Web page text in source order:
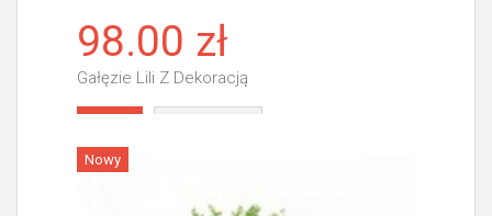
98.00 zł
Gałęzie Lili Z Dekoracją
Nowy